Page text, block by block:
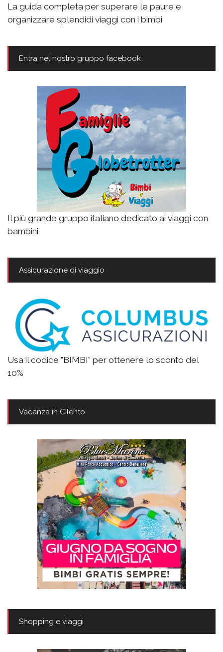
La guida completa per superare le paure e
organizzare splendidi viaggi con i bimbi
Entra nel nostro gruppo facebook
Il più grande gruppo italiano dedicato ai viaggi con
bambini
Assicurazione di viaggio
Usa il codice "BIMBI" per ottenere lo sconto del
10%
Vacanza in Cilento
Shopping e viaggi